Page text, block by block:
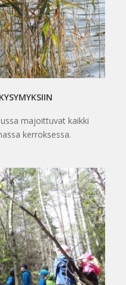
majoittuvat kaikki
kerroksessa.